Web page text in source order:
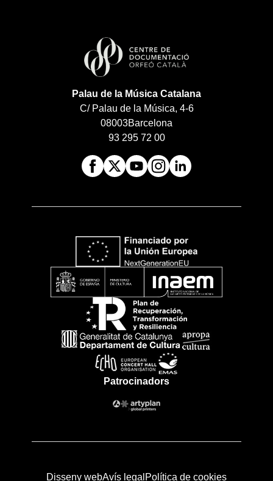
Palau de la Música Catalana
C/ Palau de la Música, 4-6
08003Barcelona
93 295 72 00
Patrocinadors
Disseny webAvís legal Política de cookies